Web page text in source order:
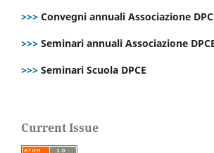
>>> Convegni annuali Associazione
>>> Seminari annuali Associazione
>>> Seminari Scuola DPCE
Current Issue